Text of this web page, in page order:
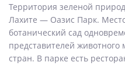
Территория зеленой
Лахите — Оазис Парк.
ботанический сад
представителей
стран. В парке есть